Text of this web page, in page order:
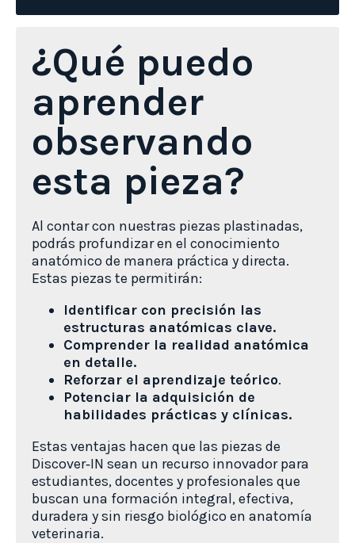
¿Qué puedo
aprender
observando
esta pieza?
Al contar con nuestras piezas plastinadas,
podrás profundizar en el conocimiento
anatómico de manera práctica y directa.
Estas piezas te permitirán:
Identificar con precisión las
estructuras anatómicas clave.
Comprender la realidad anatómica
en detalle.
Reforzar el aprendizaje teórico.
Potenciar la adquisición de
habilidades prácticas y clínicas.
Estas ventajas hacen que las piezas de
Discover‑IN sean un recurso innovador para
estudiantes, docentes y profesionales que
buscan una formación integral, efectiva,
duradera y sin riesgo biológico en anatomía
veterinaria.